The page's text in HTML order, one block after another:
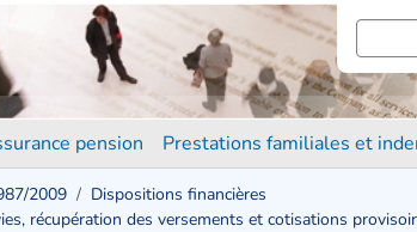
pension Prestations familiales et
2009
Dispositions financières
récupération des versements et cotisations